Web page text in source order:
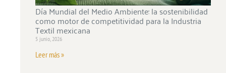
Día Mundial del Medio Ambiente: la sostenibilidad
como motor de competitividad para la Industria
Textil mexicana
5 junio, 2026
Leer más »